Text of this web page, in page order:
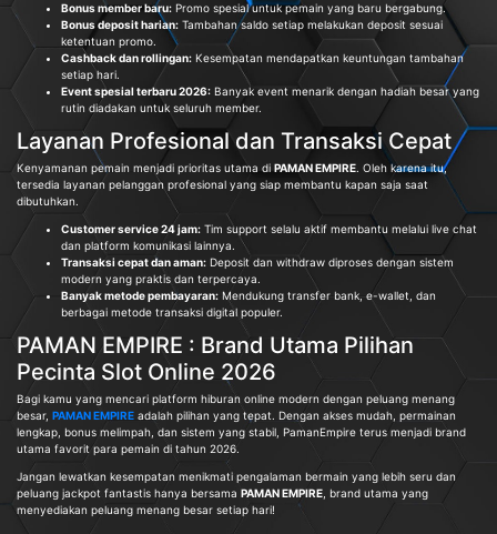
Bonus member baru: Promo spesial untuk pemain yang baru bergabung.
Bonus deposit harian: Tambahan saldo setiap melakukan deposit sesuai
ketentuan promo.
Cashback dan rollingan: Kesempatan mendapatkan keuntungan tambahan
setiap hari.
Event spesial terbaru 2026: Banyak event menarik dengan hadiah besar yang
rutin diadakan untuk seluruh member.
Layanan Profesional dan Transaksi Cepat
Kenyamanan pemain menjadi prioritas utama di PAMAN EMPIRE. Oleh karena itu,
tersedia layanan pelanggan profesional yang siap membantu kapan saja saat
dibutuhkan.
Customer service 24 jam: Tim support selalu aktif membantu melalui live chat
dan platform komunikasi lainnya.
Transaksi cepat dan aman: Deposit dan withdraw diproses dengan sistem
modern yang praktis dan terpercaya.
Banyak metode pembayaran: Mendukung transfer bank, e-wallet, dan
berbagai metode transaksi digital populer.
PAMAN EMPIRE : Brand Utama Pilihan
Pecinta Slot Online 2026
Bagi kamu yang mencari platform hiburan online modern dengan peluang menang
besar, PAMAN EMPIRE adalah pilihan yang tepat. Dengan akses mudah, permainan
lengkap, bonus melimpah, dan sistem yang stabil, PamanEmpire terus menjadi brand
utama favorit para pemain di tahun 2026.
Jangan lewatkan kesempatan menikmati pengalaman bermain yang lebih seru dan
peluang jackpot fantastis hanya bersama PAMAN EMPIRE , brand utama yang
menyediakan peluang menang besar setiap hari!